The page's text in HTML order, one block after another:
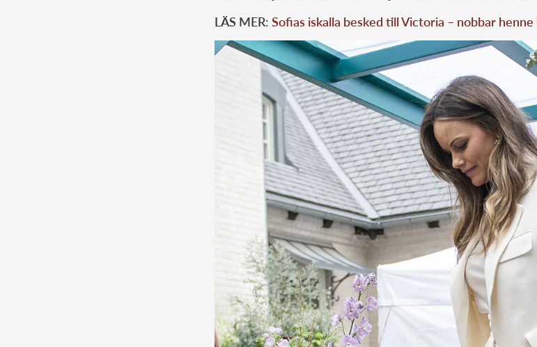
LÄS MER: Sofias iskalla besked till Victoria – nobbar